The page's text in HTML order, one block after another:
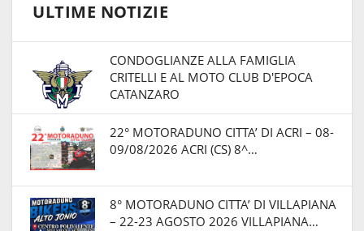
ULTIME NOTIZIE
CONDOGLIANZE ALLA FAMIGLIA
CRITELLI E AL MOTO CLUB D'EPOCA
CATANZARO
22° MOTORADUNO CITTA’ DI ACRI – 08-
09/08/2026 ACRI (CS) 8^…
8° MOTORADUNO CITTA’ DI VILLAPIANA
– 22-23 AGOSTO 2026 VILLAPIANA…